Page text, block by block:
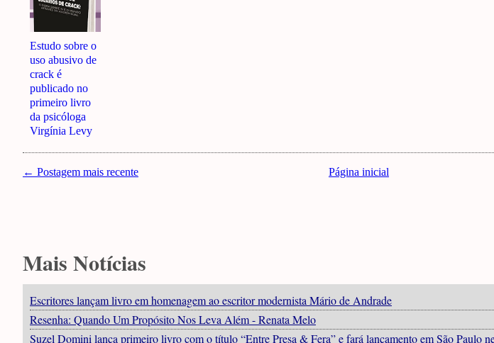
Estudo sobre o
uso abusivo de
crack é
publicado no
primeiro livro
da psicóloga
Virgínia Levy
← Postagem mais recente Página inicial
Mais Notícias
Escritores lançam livro em homenagem ao escritor modernista Mário de Andrade
Resenha: Quando Um Propósito Nos Leva Além - Renata Melo
Suzel Domini lança primeiro livro com o título “Entre Presa & Fera” e fará lançamento em São Paulo